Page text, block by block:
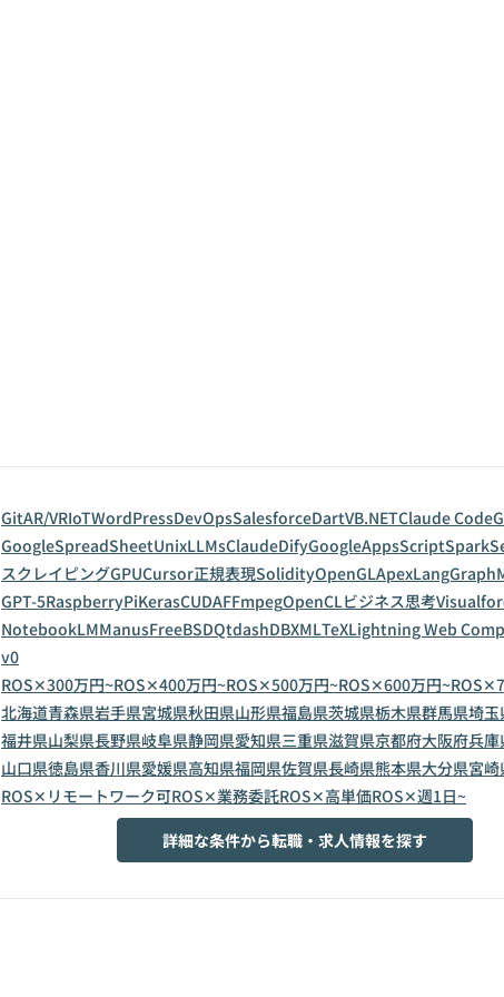
GitAR/VRIoTWordPressDevOpsSalesforceDartVB.NETClaude Code
GoogleSpreadSheetUnixLLMsClaudeDifyGoogleAppsScriptSpark
スクレイピングGPUCursor正規表現SolidityOpenGLApexLangGraph
GPT-5RaspberryPiKerasCUDAFFmpegOpenCLビジネス思考
NotebookLMManusFreeBSDQtdashDBXMLTeXLightning Web
v0
ROS✕300万円~ROS✕400万円~ROS✕500万円~ROS✕600万円~
北海道青森県岩手県宮城県秋田県山形県福島県茨城県栃木県群馬県埼玉
福井県山梨県長野県岐阜県静岡県愛知県三重県滋賀県京都府大阪府兵庫
山口県徳島県香川県愛媛県高知県福岡県佐賀県長崎県熊本県大分県宮崎
ROS✕リモートワーク可ROS✕業務委託ROS✕高単価ROS✕週1日~
詳細な条件から転職・求人情報を探す